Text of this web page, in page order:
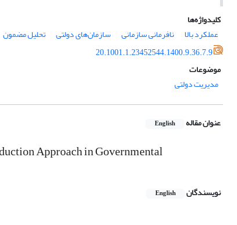
کلیدواژه‌ها
عملکرد بالا
نافرمانی سازمانی سازمان‌های دولتی
تحلیل مضمون
20.1001.1.23452544.1400.9.36.7.9
موضوعات
مدیریت دولتی
عنوان مقاله English
Approach in Governmental
نویسندگان English